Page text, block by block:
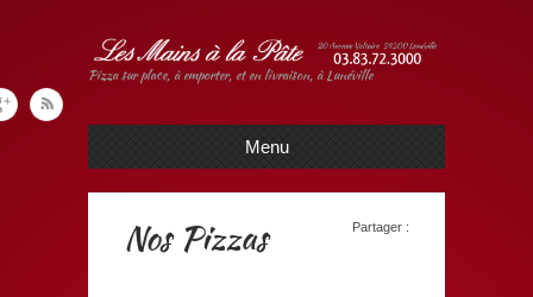
Pizza sur place, à emporter, et en livraison, à Lunéville
Menu
Partager :
Nos Pizzas